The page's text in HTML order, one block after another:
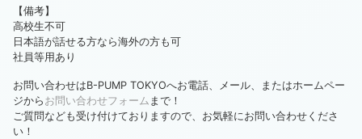
【備考】
高校生不可
日本語が話せる方なら海外の方も可
社員等用あり
お問い合わせはB-PUMP TOKYOへお電話、メール、またはホームペー
ジから お問い合わせフォーム まで！
ご質問なども受け付けておりますので、お気軽にお問い合わせくださ
い！